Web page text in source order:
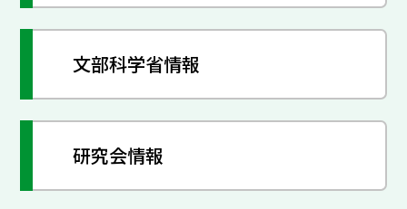
文部科学省情報
研究会情報